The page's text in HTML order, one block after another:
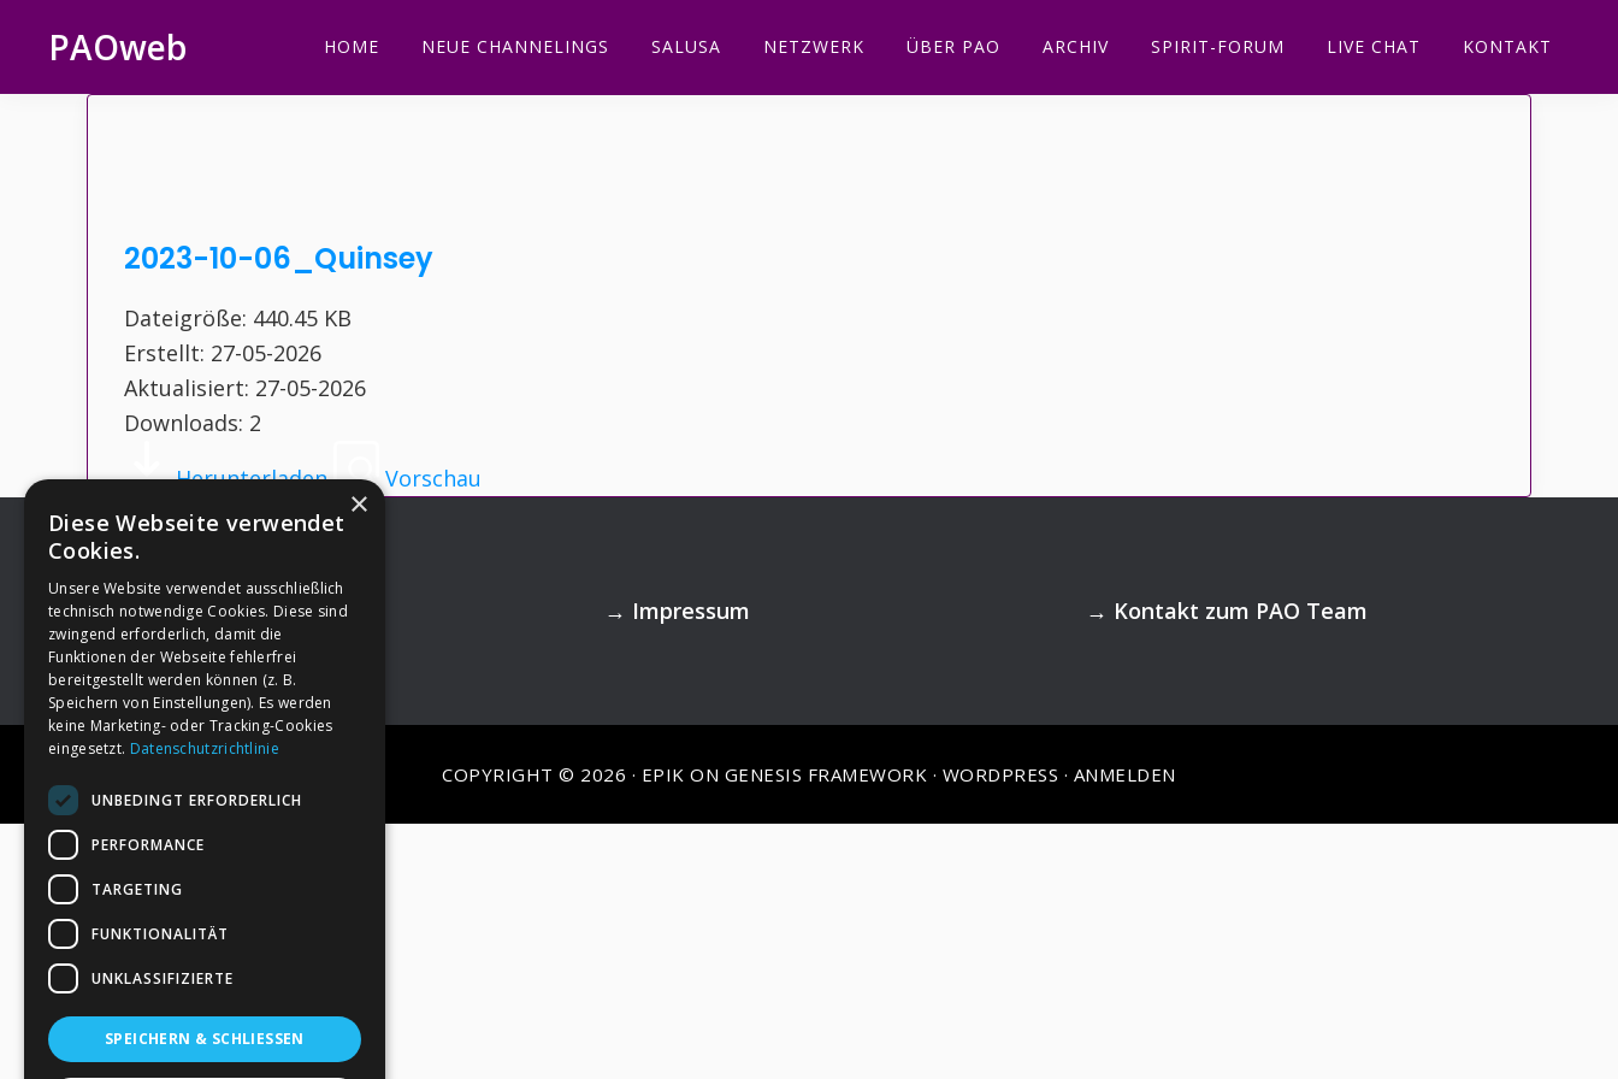
Hauptnavigation
springen
Inhalt
springen
Seitenspalte
springen
Fußzeile
springen
PAOweb HOME NEUE CHANNELINGS SALUSA NETZWERK ÜBER PAO ARCHIV SPIRIT-FORUM LIVE CHAT KONTAKT
2023-10-06_Quinsey
Dateigröße: 440.45 KB
Erstellt: 27-05-2026
Aktualisiert: 27-05-2026
Downloads: 2
Herunterladen
Vorschau
Footer →Deine Spende → Impressum → Kontakt zum PAO Team
COPYRIGHT © 2026 · EPIK ON GENESIS FRAMEWORK · WORDPRESS · ANMELDEN
×
Diese Webseite verwendet
Cookies.
Unsere Website verwendet ausschließlich
technisch notwendige Cookies. Diese sind
zwingend erforderlich, damit die
Funktionen der Webseite fehlerfrei
bereitgestellt werden können (z. B.
Speichern von Einstellungen). Es werden
keine Marketing- oder Tracking-Cookies
eingesetzt. Datenschutzrichtlinie
UNBEDINGT ERFORDERLICH
PERFORMANCE
TARGETING
FUNKTIONALITÄT
UNKLASSIFIZIERTE
SPEICHERN & SCHLIESSEN